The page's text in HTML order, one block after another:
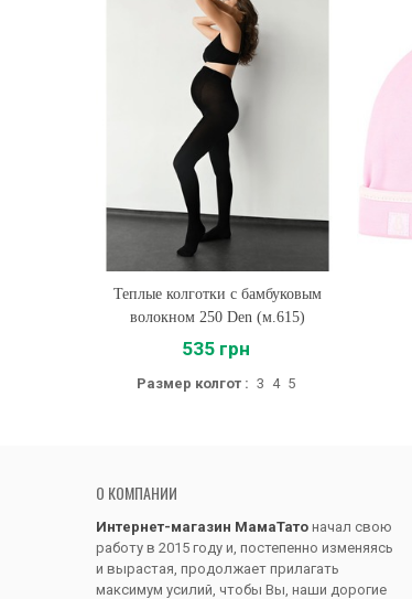
Купить
Теплые колготки с бамбуковым
волокном 250 Den (м.615)
535 грн
Размер колгот : 3 4 5
О КОМПАНИИ
Интернет-магазин МамаТато начал свою
работу в 2015 году и, постепенно изменяясь
и вырастая, продолжает прилагать
максимум усилий, чтобы Вы, наши дорогие